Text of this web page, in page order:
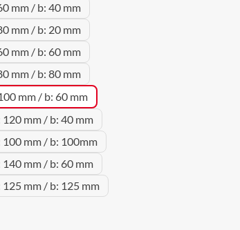
mm / b: 40 mm
mm / b: 20 mm
mm / b: 60 mm
mm / b: 80 mm
mm / b: 60 mm
120 mm / b: 40 mm
100 mm / b: 100mm
140 mm / b: 60 mm
125 mm / b: 125 mm